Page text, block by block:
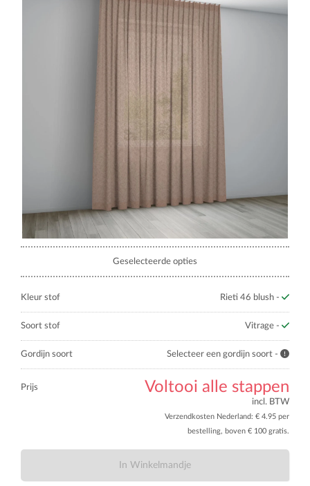
Geselecteerde opties
Kleur stof Rieti 46 blush -
Soort stof Vitrage -
Gordijn soort Selecteer een gordijn soort -
Prijs Voltooi alle stappen
incl. BTW
Verzendkosten Nederland: € 4.95 per
bestelling, boven € 100 gratis.
In Winkelmandje